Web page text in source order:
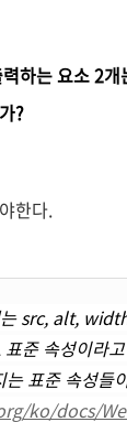
하는 요소 2개
?
한다.
src, alt,
준 속성이라
표준 속성들
ko/docs/